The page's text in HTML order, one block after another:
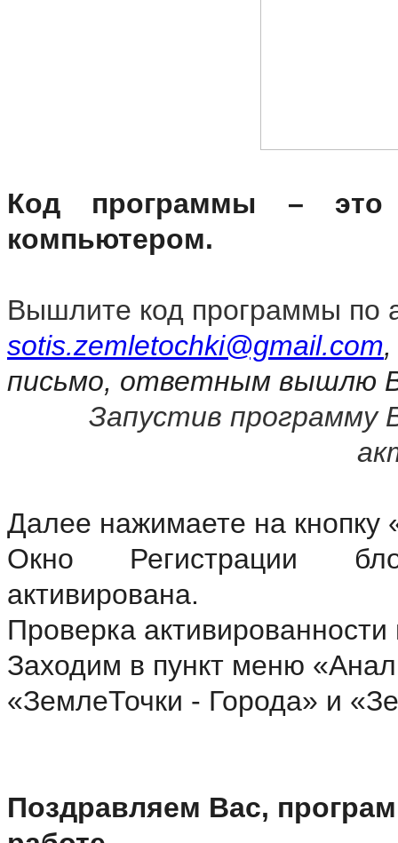
Код программы – это
компьютером.
Вышлите код программы по
sotis.zemletochki@gmail.com
письмо, ответным вышлю
Запустив программу
Далее нажимаете на кнопку
Окно Регистрации
активирована.
Проверка
Заходим в пункт меню
«ЗемлеТочки - Города» и
Поздравляем Вас,